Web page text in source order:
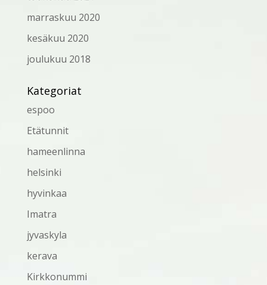
marraskuu 2020
kesäkuu 2020
joulukuu 2018
Kategoriat
espoo
Etätunnit
hameenlinna
helsinki
hyvinkaa
Imatra
jyvaskyla
kerava
Kirkkonummi